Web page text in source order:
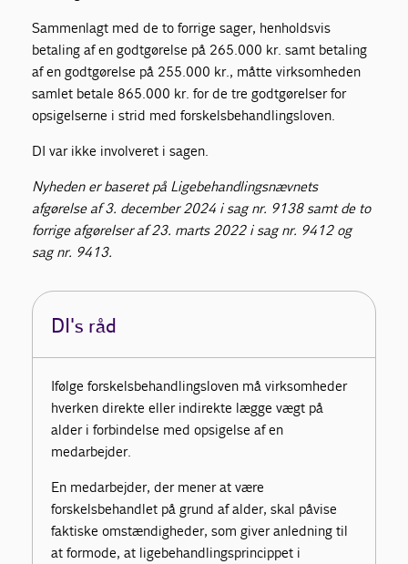
Sammenlagt med de to forrige sager, henholdsvis
betaling af en godtgørelse på 265.000 kr. samt betaling
af en godtgørelse på 255.000 kr., måtte virksomheden
samlet betale 865.000 kr. for de tre godtgørelser for
opsigelserne i strid med forskelsbehandlingsloven.
DI var ikke involveret i sagen.
Nyheden er baseret på Ligebehandlingsnævnets
afgørelse af 3. december 2024 i sag nr. 9138 samt de to
forrige afgørelser af 23. marts 2022 i sag nr. 9412 og
sag nr. 9413.
DI's råd
Ifølge forskelsbehandlingsloven må virksomheder
hverken direkte eller indirekte lægge vægt på
alder i forbindelse med opsigelse af en
medarbejder.
En medarbejder, der mener at være
forskelsbehandlet på grund af alder, skal påvise
faktiske omstændigheder, som giver anledning til
at formode, at ligebehandlingsprincippet i